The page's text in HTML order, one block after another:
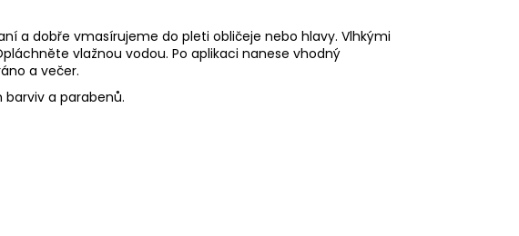
a dobře vmasírujeme do pleti obličeje nebo hlavy. Vlhkými
vlažnou vodou. Po aplikaci nanese vhodný
a večer.
a parabenů.